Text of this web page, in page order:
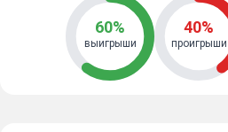
60%
выигрыши
40%
проигрыши